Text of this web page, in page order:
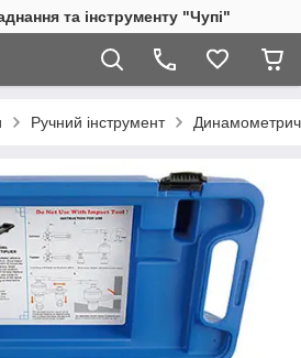
та інструменту "Чупі"
Ручний інструмент